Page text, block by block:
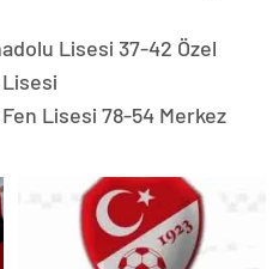
Lisesi 37-42 Özel
Lisesi 78-54 Merkez